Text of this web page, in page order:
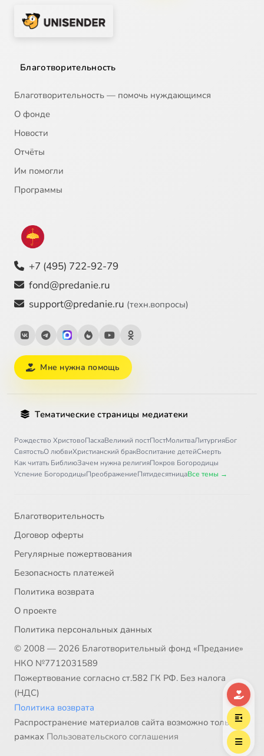
Благотворительность
Благотворительность — помочь нуждающимся
О фонде
Новости
Отчёты
Им помогли
Программы
+7 (495) 722-92-79
fond@predanie.ru
support@predanie.ru (техн.вопросы)
Мне нужна помощь
Тематические страницы медиатеки
Рождество ХристовоПасхаВеликий постПостМолитваЛитургияБог
СвятостьО любвиХристианский бракВоспитание детейСмерть
Как читать БиблиюЗачем нужна религияПокров Богородицы
Успение БогородицыПреображениеПятидесятницаВсе темы →
Благотворительность
Договор оферты
Регулярные пожертвования
Безопасность платежей
Политика возврата
О проекте
Политика персональных данных
© 2008 — 2026 Благотворительный фонд «Предание»
НКО №7712031589
Пожертвование согласно ст.582 ГК РФ. Без налога
(НДС)
Политика возврата
Распространение материалов сайта возможно только в
рамках Пользовательского соглашения